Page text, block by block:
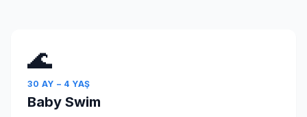
🌊
30 AY – 4 YAŞ
Baby Swim